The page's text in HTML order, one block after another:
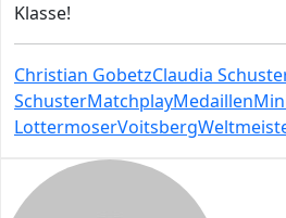
Klasse!
Christian GobetzClaudia
SchusterMatchplayMedaillen
LottermoserVoitsberg